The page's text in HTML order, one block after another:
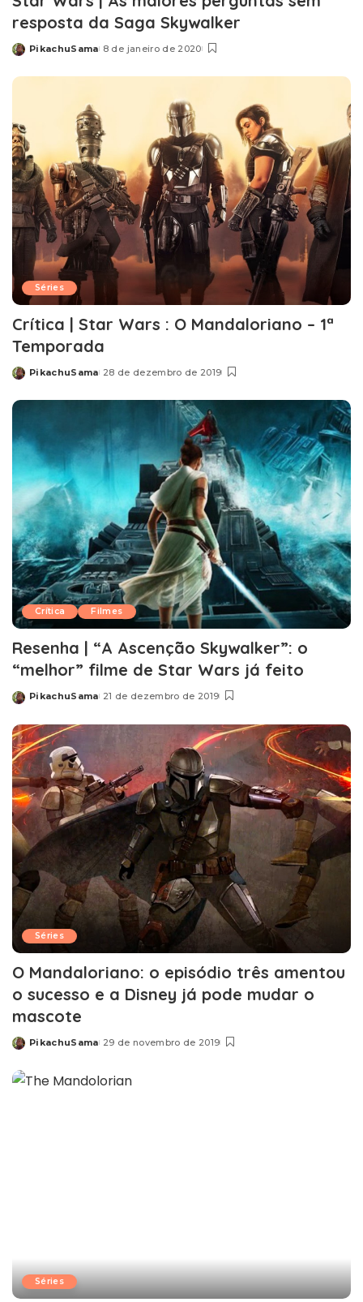
resposta da Saga Skywalker
Posted
PikachuSama 8 de janeiro de 2020
Séries
Crítica | Star Wars : O Mandaloriano – 1ª
Temporada
Posted
PikachuSama 28 de dezembro de 2019
Crítica Filmes
Resenha | “A Ascenção Skywalker”: o
“melhor” filme de Star Wars já feito
Posted
PikachuSama 21 de dezembro de 2019
Séries
O Mandaloriano: o episódio três amentou
o sucesso e a Disney já pode mudar o
mascote
Posted
PikachuSama 29 de novembro de 2019
Séries